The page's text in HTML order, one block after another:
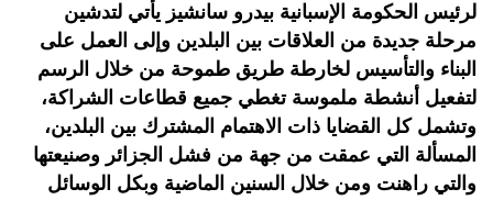
لرئيس الحكومة الإسبانية بيدرو سانشيز يأتي لتدشين
مرحلة جديدة من العلاقات بين البلدين وإلى العمل على
البناء والتأسيس لخارطة طريق طموحة من خلال الرسم
لتفعيل أنشطة ملموسة تغطي جميع قطاعات الشراكة،
وتشمل كل القضايا ذات الاهتمام المشترك بين البلدين،
المسألة التي عمقت من جهة من فشل الجزائر وصنيعتها
والتي راهنت ومن خلال السنين الماضية وبكل الوسائل